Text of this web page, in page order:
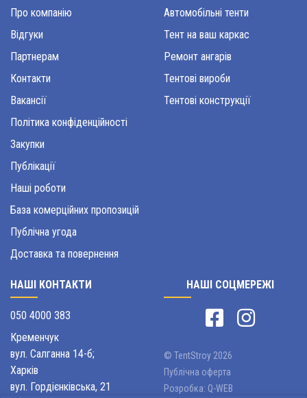
Про компанію
Відгуки
Партнерам
Контакти
Вакансії
Політика конфіденційності
Закупки
Публікації
Наші роботи
База комерційних пропозицій
Публічна угода
Доставка та повернення
Автомобільні тенти
Тент на ваш каркас
Ремонт ангарів
Тентові вироби
Тентові конструкції
НАШІ КОНТАКТИ
050 4000 383
Кременчук
вул. Салганна 14-б;
Харків
вул. Гордієнківська, 21
НАШІ СОЦМЕРЕЖІ
© TentStroy 2026
Публічна оферта
Розробка: Q-WEB